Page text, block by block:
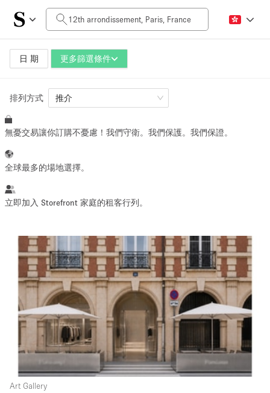
日 期 更多篩選條件
每日價格
0€
空間大小
10 m² 500+ m²
活動類型
Retail Showroom Event Art Food
Photo
Shooting
Conference Office Shop Share
排列方式 推介
無憂交易讓你訂購不憂慮！我們守衛。我們保護。我們保證。
全球最多的場地選擇。
立即加入 Storefront 家庭的租客行列。
Art Gallery